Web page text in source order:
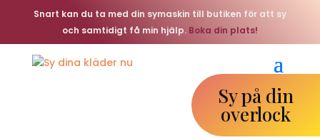
Snart kan du ta med din symaskin till butiken för att sy
och samtidigt få min hjälp. Boka din plats!
Sy på din
overlock